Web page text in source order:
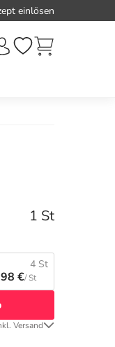
einlösen
1 St
4 St
€/ St
Versand